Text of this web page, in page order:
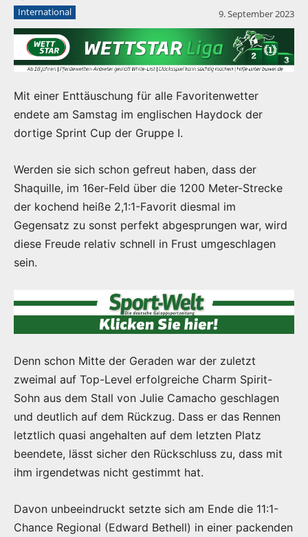
International 9. September 2023
Mit einer Enttäuschung für alle Favoritenwetter
endete am Samstag im englischen Haydock der
dortige Sprint Cup der Gruppe I.
Werden sie sich schon gefreut haben, dass der
Shaquille, im 16er-Feld über die 1200 Meter-Strecke
der kochend heiße 2,1:1-Favorit diesmal im
Gegensatz zu sonst perfekt abgesprungen war, wird
diese Freude relativ schnell in Frust umgeschlagen
sein.
Denn schon Mitte der Geraden war der zuletzt
zweimal auf Top-Level erfolgreiche Charm Spirit-
Sohn aus dem Stall von Julie Camacho geschlagen
und deutlich auf dem Rückzug. Dass er das Rennen
letztlich quasi angehalten auf dem letzten Platz
beendete, lässt sicher den Rückschluss zu, dass mit
ihm irgendetwas nicht gestimmt hat.
Davon unbeeindruckt setzte sich am Ende die 11:1-
Chance Regional (Edward Bethell) in einer packenden